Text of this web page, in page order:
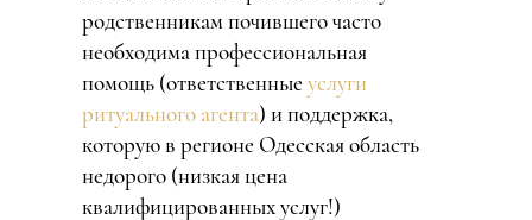
родственникам почившего часто
необходима профессиональная
помощь (ответственные услуги
ритуального агента) и поддержка,
которую в регионе Одесская область
недорого (низкая цена
квалифицированных услуг!)